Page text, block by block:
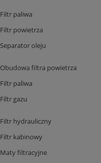
Filtr paliwa
Filtr powietrza
Separator oleju
Obudowa filtra powietrza
Filtr paliwa
Filtr gazu
Filtr hydrauliczny
Filtr kabinowy
Maty filtracyjne